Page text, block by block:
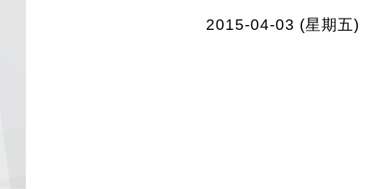
2015-04-03 (星期五)